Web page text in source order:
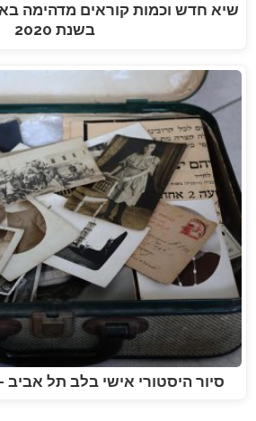
שיא חדש וכמות קוראים מדהימה
בשנת 2020
סיור היסטורי אישי בלב תל אביב